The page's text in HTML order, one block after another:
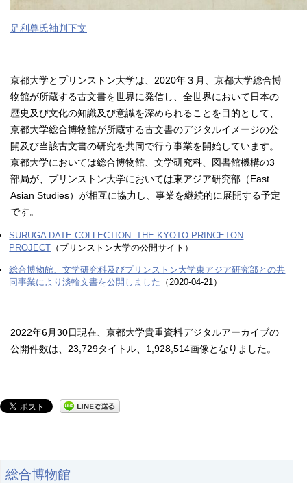
足利尊氏袖判下文
京都大学とプリンストン大学は、2020年３月、京都大学総合博
物館が所蔵する古文書を世界に発信し、全世界において日本の
歴史及び文化の知識及び意識を深められることを目的として、
京都大学総合博物館が所蔵する古文書のデジタルイメージの公
開及び当該古文書の研究を共同で行う事業を開始しています。
京都大学においては総合博物館、文学研究科、図書館機構の3
部局が、プリンストン大学においては東アジア研究部（East
Asian Studies）が相互に協力し、事業を継続的に展開する予定
です。
SURUGA DATE COLLECTION: THE KYOTO PRINCETON
PROJECT （プリンストン大学の公開サイト）
総合博物館、文学研究科及びプリンストン大学東アジア研究部との共
同事業により淡輪文書を公開しました （2020-04-21）
2022年6月30日現在、京都大学貴重資料デジタルアーカイブの
公開件数は、23,729タイトル、1,928,514画像となりました。
総合博物館